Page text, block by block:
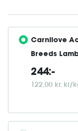
Carnilove
Breeds
244:-
122,00 kr. kr/